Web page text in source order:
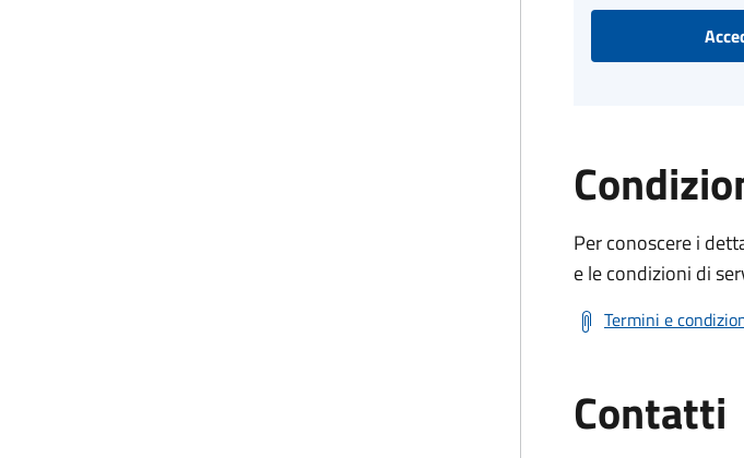
Per conoscere i
e le condizioni di
Termini e
Contatti